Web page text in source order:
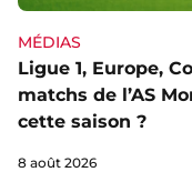
MÉDIAS
Ligue 1, Europe,
matchs de l’AS
cette saison ?
8 août 2026